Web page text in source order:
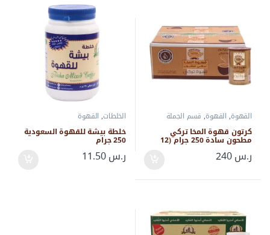
القهوة, القهوة, قسم الجملة
كرتون قهوة المخا تركي
مطحون سادة 250 جرام (12
علبة)
ر.س240
الخلطات, القهوة
خلطة بيشة للقهوة السعودية
250 جرام
ر.س11.50